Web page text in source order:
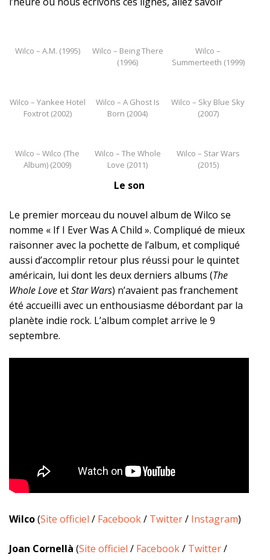
Wilco – A.M. (1995)
Wilco – Being There
(1996)
Wilco –
Summerteeth (1999)
Wilco – Yankee Hotel
Foxtrot (2002)
Wilco – A Ghost Is
Born (2004)
Wilco – Sky Blue Sky
(2007)
Wilco – Wilco (The
Album) (2009)
Wilco – The Whole
Love (2011)
Wilco – Star Wars
(2015)
Le son
Le premier morceau du nouvel album de Wilco se
nomme « If I Ever Was A Child ». Compliqué de mieux
raisonner avec la pochette de l’album, et compliqué
aussi d’accomplir retour plus réussi pour le quintet
américain, lui dont les deux derniers albums (The
Whole LoveetStar Wars) n’avaient pas franchement
été accueilli avec un enthousiasme débordant par la
planète indie rock. L’album complet arrive le 9
septembre.
Wilco(Site officiel / Facebook/ Twitter/ Instagram)
Joan Cornellà (Site officiel / Facebook/ Twitter/